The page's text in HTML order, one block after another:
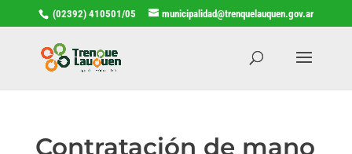
(02392) 410501/05 municipalidad@trenquelauquen.gov.ar
Contratación de mano